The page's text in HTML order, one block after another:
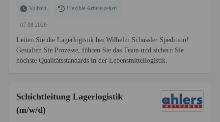
Vollzeit Flexible Arbeitszeiten
07.08.2026
Leiten Sie die Lagerlogistik bei Wilhelm Schüssler Spedition!
Gestalten Sie Prozesse, führen Sie das Team und sichern Sie
höchste Qualitätsstandards in der Lebensmittellogistik.
Schichtleitung Lagerlogistik
(m/w/d)